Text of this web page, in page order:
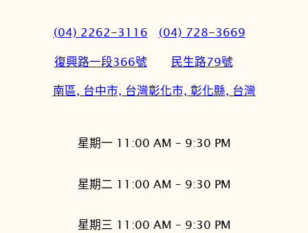
(04) 2262-3116
復興路一段366號
南區, 台中市, 台灣
(04) 728-3669
民生路79號
彰化市, 彰化縣, 台灣
星期一 11:00 AM – 9:30 PM
星期二 11:00 AM – 9:30 PM
星期三 11:00 AM – 9:30 PM